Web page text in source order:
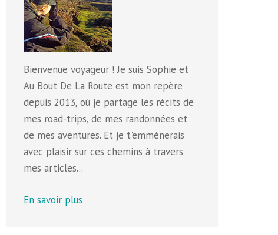
Bienvenue voyageur ! Je suis Sophie et
Au Bout De La Route est mon repère
depuis 2013, où je partage les récits de
mes road-trips, de mes randonnées et
de mes aventures. Et je t'emmènerais
avec plaisir sur ces chemins à travers
mes articles...
En savoir plus